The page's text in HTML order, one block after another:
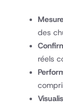
des
réels